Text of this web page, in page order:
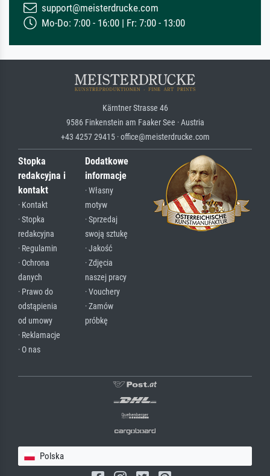
support@meisterdrucke.com
Mo-Do: 7:00 - 16:00 | Fr: 7:00 - 13:00
Kärntner Strasse 46
9586 Finkenstein am Faaker See · Austria
+43 4257 29415 · office@meisterdrucke.com
Stopka
redakcyjna i
kontakt
· Kontakt
· Stopka
redakcyjna
· Regulamin
· Ochrona
danych
· Prawo do
odstąpienia
od umowy
· Reklamacje
· O nas
Dodatkowe
informacje
· Własny
motyw
· Sprzedaj
swoją sztukę
· Jakość
· Zdjęcia
naszej pracy
· Vouchery
· Zamów
próbkę
Polska